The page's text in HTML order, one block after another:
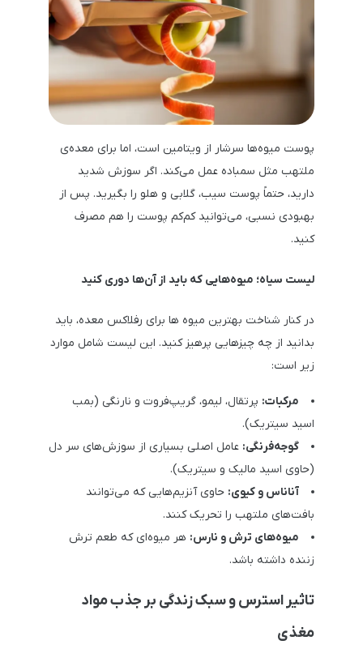
پوست میوه‌ها سرشار از ویتامین است، اما برای معده‌ی
ملتهب مثل سمباده عمل می‌کند. اگر سوزش شدید
دارید، حتماً پوست سیب، گلابی و هلو را بگیرید. پس از
بهبودی نسبی، می‌توانید کم‌کم پوست را هم مصرف
کنید.
لیست سیاه؛ میوه‌هایی که باید از آن‌ها دوری کنید
در کنار شناخت بهترین میوه ها برای رفلاکس معده، باید
بدانید از چه چیزهایی پرهیز کنید. این لیست شامل موارد
زیر است:
مرکبات: پرتقال، لیمو، گریپ‌فروت و نارنگی (بمب
اسید سیتریک).
گوجه‌فرنگی: عامل اصلی بسیاری از سوزش‌های سر دل
(حاوی اسید مالیک و سیتریک).
آناناس و کیوی: حاوی آنزیم‌هایی که می‌توانند
بافت‌های ملتهب را تحریک کنند.
میوه‌های ترش و نارس: هر میوه‌ای که طعم ترش
زننده داشته باشد.
تاثیر استرس و سبک زندگی بر جذب مواد
مغذی